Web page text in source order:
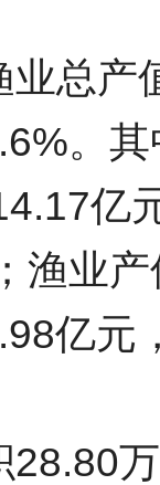
业总产
。
亿
渔业
亿元
28.80